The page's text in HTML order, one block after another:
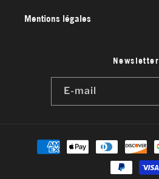
Mentions légales
Newsletter
E-mail
Moyens